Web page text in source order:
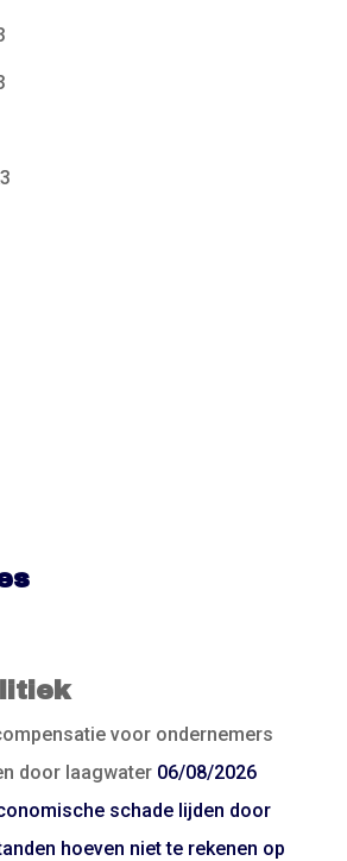
voor ondernemers
door laagwater 06/08/2026
schade lijden door
hoeven niet te rekenen op